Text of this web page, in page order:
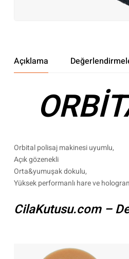
Açıklama
Orbital polisaj makinesi uyumlu,
Açık gözenekli
Orta&yumuşak dokulu,
Yüksek performanlı hare ve
CilaKutusu.com –